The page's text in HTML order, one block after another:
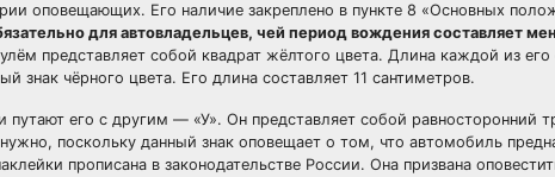
оповещающих. Его наличие закреплено в пункте 8 «Основных
для автовладельцев, чей период вождения составляет
представляет собой квадрат жёлтого цвета. Длина каждой из его
знак чёрного цвета. Его длина составляет 11 сантиметров.
его с другим — «У». Он представляет собой равносторонний
поскольку данный знак оповещает о том, что автомобиль
прописана в законодательстве России. Она призвана